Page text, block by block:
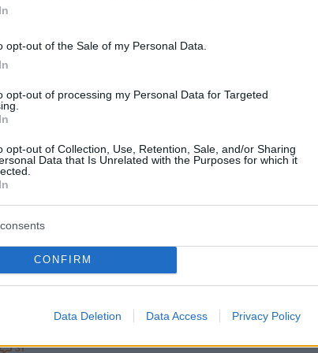
opt-out of the Sale of my Personal Data.
opt-out of processing my Personal Data for Targeted
opt-out of Collection, Use, Retention, Sale, and/or Sharing
Data that Is Unrelated with the Purposes for which it
CONFIRM
Data Deletion Data Access Privacy Policy
η βάφτιση του γιου της
Στικούδη - Οι φωτογραφίες
της με τον Βαγγέλη Σερίφη πήρε το όνομα
για Στικούδη - Σερίφη: 15
μαζί, 6 χρόνια γάμου, 2 παιδιά,
και ατελείωτη αγάπη
31